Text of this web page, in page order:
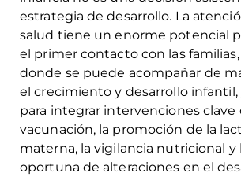
estrategia de desarrollo. La
salud tiene un enorme potencial
el primer contacto con las
donde se puede acompañar de
el crecimiento y desarrollo
para integrar intervenciones clave
vacunación, la promoción de la
materna, la vigilancia nutricional y
oportuna de alteraciones en el